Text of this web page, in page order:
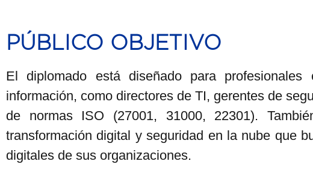
PÚBLICO OBJETIVO
El diplomado está diseñado para
información, como directores de TI, gerentes de
de normas ISO (27001, 31000, 22301).
transformación digital y seguridad en la nube que
digitales de sus organizaciones.